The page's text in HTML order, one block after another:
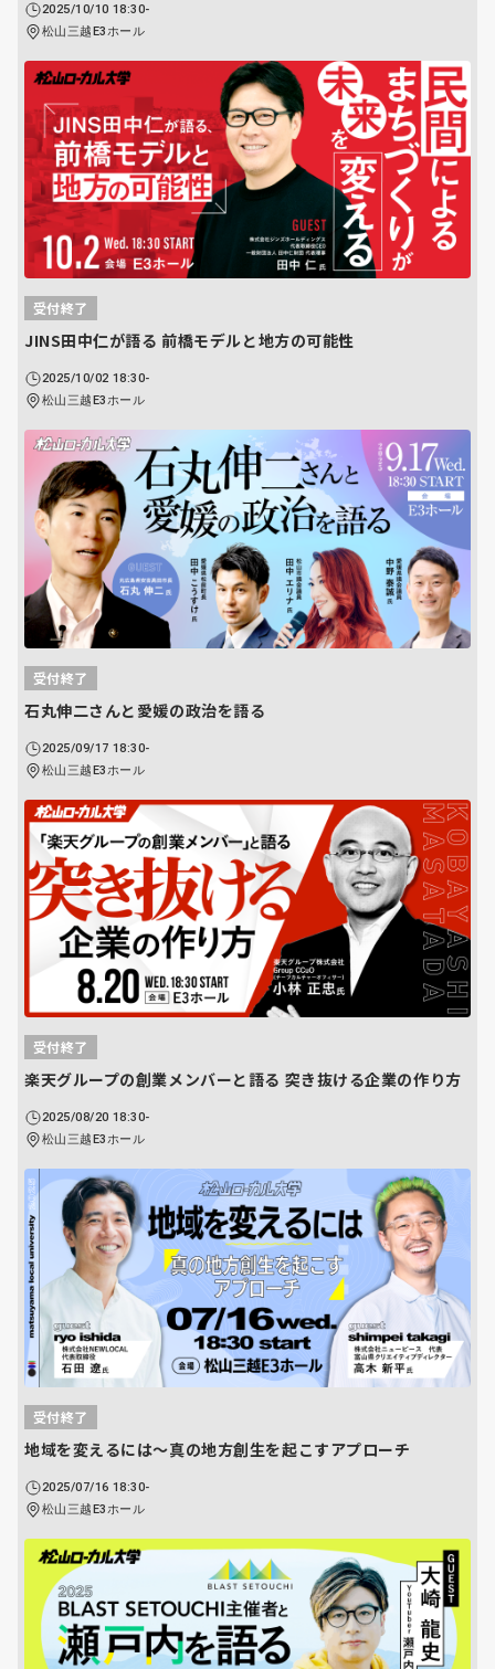
2025/10/10 18:30-
松山三越E3ホール
受付終了
JINS田中仁が語る 前橋モデルと地方の可能性
2025/10/02 18:30-
松山三越E3ホール
受付終了
石丸伸二さんと愛媛の政治を語る
2025/09/17 18:30-
松山三越E3ホール
受付終了
楽天グループの創業メンバーと語る 突き抜ける企業の作り方
2025/08/20 18:30-
松山三越E3ホール
受付終了
地域を変えるには〜真の地方創生を起こすアプローチ
2025/07/16 18:30-
松山三越E3ホール